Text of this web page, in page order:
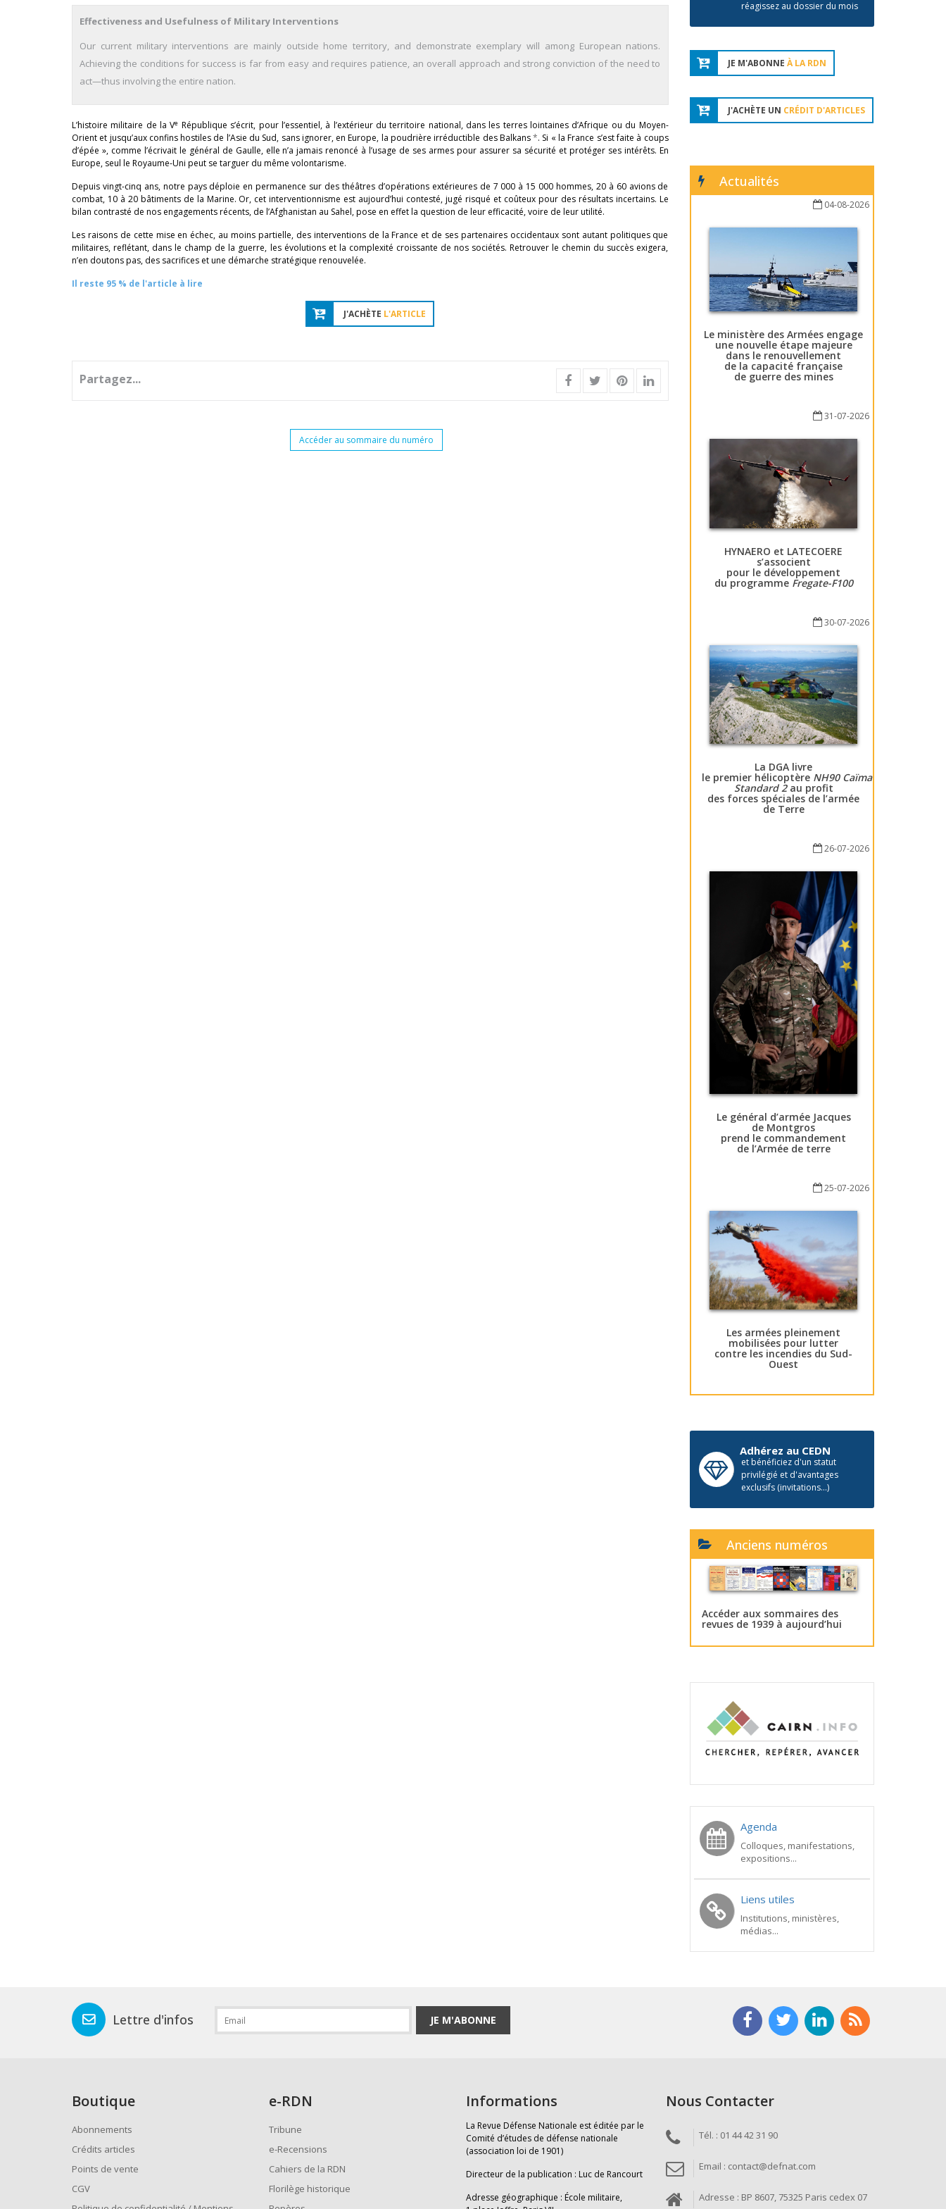
Effectiveness and Usefulness of Military Interventions
Our current military interventions are mainly outside home territory, and demonstrate exemplary will among European nations.
Achieving the conditions for success is far from easy and requires patience, an overall approach and strong conviction of the need to
act—thus involving the entire nation.
L’histoire militaire de la Ve République s’écrit, pour l’essentiel, à l’extérieur du territoire national, dans les terres lointaines d’Afrique ou du Moyen-
Orient et jusqu’aux confins hostiles de l’Asie du Sud, sans ignorer, en Europe, la poudrière irréductible des Balkans*. Si « la France s’est faite à coups
d’épée », comme l’écrivait le général de Gaulle, elle n’a jamais renoncé à l’usage de ses armes pour assurer sa sécurité et protéger ses intérêts. En
Europe, seul le Royaume-Uni peut se targuer du même volontarisme.
Depuis vingt-cinq ans, notre pays déploie en permanence sur des théâtres d’opérations extérieures de 7 000 à 15 000 hommes, 20 à 60 avions de
combat, 10 à 20 bâtiments de la Marine. Or, cet interventionnisme est aujourd’hui contesté, jugé risqué et coûteux pour des résultats incertains. Le
bilan contrasté de nos engagements récents, de l’Afghanistan au Sahel, pose en effet la question de leur efficacité, voire de leur utilité.
Les raisons de cette mise en échec, au moins partielle, des interventions de la France et de ses partenaires occidentaux sont autant politiques que
militaires, reflétant, dans le champ de la guerre, les évolutions et la complexité croissante de nos sociétés. Retrouver le chemin du succès exigera,
n’en doutons pas, des sacrifices et une démarche stratégique renouvelée.
Il reste 95 % de l'article à lire
J'ACHÈTE L'ARTICLE
Partagez...
Accéder au sommaire du numéro
réagissez au dossier du mois
JE M'ABONNE À LA RDN
J'ACHÈTE UN CRÉDIT D'ARTICLES
Actualités
04-08-2026
Le ministère des Armées engage
une nouvelle étape majeure
dans le renouvellement
de la capacité française
de guerre des mines
31-07-2026
HYNAERO et LATECOERE
s’associent
pour le développement
du programme Fregate-F100
30-07-2026
La DGA livre
le premier hélicoptère NH90 Caïman
Standard 2au profit
des forces spéciales de l’armée
de Terre
26-07-2026
Le général d’armée Jacques
de Montgros
prend le commandement
de l’Armée de terre
25-07-2026
Les armées pleinement
mobilisées pour lutter
contre les incendies du Sud-
Ouest
Adhérez au CEDN
et bénéficiez d'un statut
privilégié et d'avantages
exclusifs (invitations...)
Anciens numéros
Accéder aux sommaires des
revues de 1939 à aujourd’hui
Agenda
Colloques, manifestations,
expositions...
Liens utiles
Institutions, ministères,
médias...
Lettre d'infos JE M'ABONNE
Boutique
Abonnements
Crédits articles
Points de vente
CGV
e-RDN
Tribune
e-Recensions
Cahiers de la RDN
Florilège historique
Informations
La Revue Défense Nationale est éditée par le
Comité d’études de défense nationale
(association loi de 1901)
Directeur de la publication : Luc de Rancourt
Adresse géographique : École militaire,
Nous Contacter
Tél. : 01 44 42 31 90
Email : contact@defnat.com
Adresse : BP 8607, 75325 Paris cedex 07